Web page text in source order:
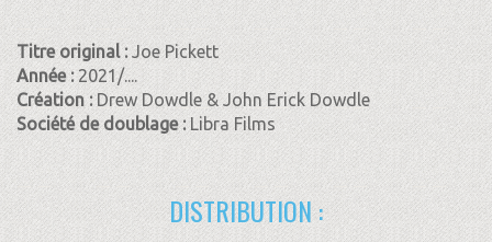
Titre original :Joe Pickett
Année : 2021/....
Création : Drew Dowdle & John Erick Dowdle
Société de doublage :Libra Films
DISTRIBUTION :